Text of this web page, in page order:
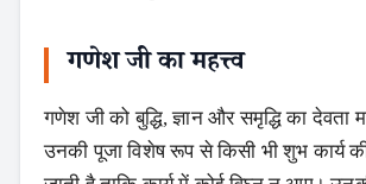
गणेश जी का महत्त्व
गणेश जी को बुद्धि, ज्ञान और समृद्धि का देवता
उनकी पूजा विशेष रूप से किसी भी शुभ कार्य